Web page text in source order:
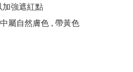
加強遮紅點
屬自然膚色 , 帶黃色